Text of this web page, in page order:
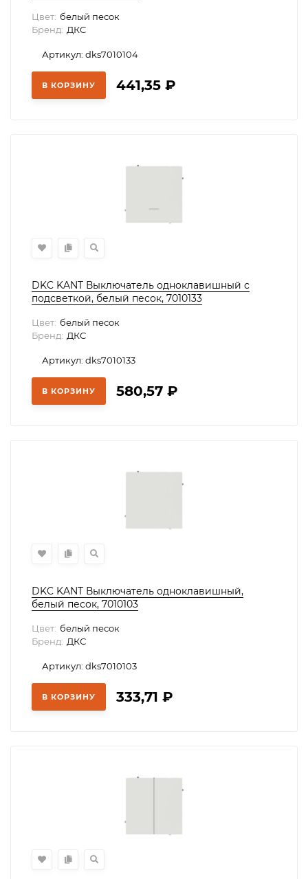
Цвет: белый песок
Бренд: ДКС
Артикул: dks7010104
В КОРЗИНУ 441,35 ₽
DKC KANT Выключатель одноклавишный с
подсветкой, белый песок, 7010133
Цвет: белый песок
Бренд: ДКС
Артикул: dks7010133
В КОРЗИНУ 580,57 ₽
DKC KANT Выключатель одноклавишный,
белый песок, 7010103
Цвет: белый песок
Бренд: ДКС
Артикул: dks7010103
В КОРЗИНУ 333,71 ₽